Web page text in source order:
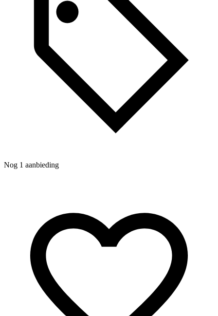
Nog 1 aanbieding